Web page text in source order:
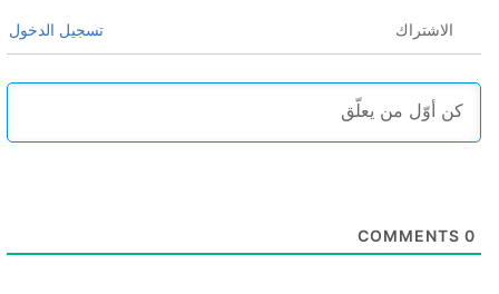
الاشتراك تسجيل الدخول
0